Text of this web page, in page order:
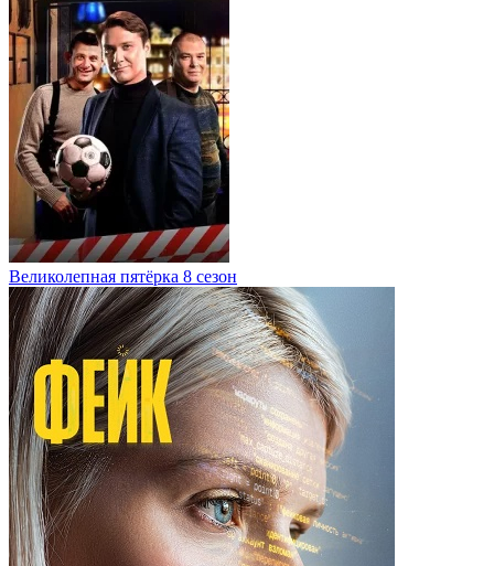
Великолепная пятёрка 8 сезон